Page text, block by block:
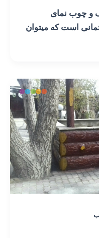
چوب نمای
است که میتوان